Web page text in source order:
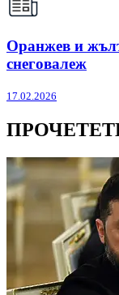
Оранжев и
снеговалеж
17.02.2026